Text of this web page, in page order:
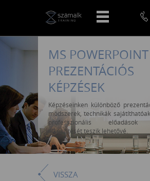
MS POWERPOINT
PREZENTÁCIÓS
KÉPZÉSEK
Képzéseinken különböző
módszerek, technikák
professzionális előadások
elkészítését teszik lehetővé.
VISSZA